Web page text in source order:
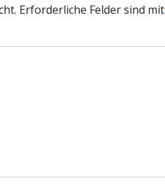
Erforderliche Felder sind mit